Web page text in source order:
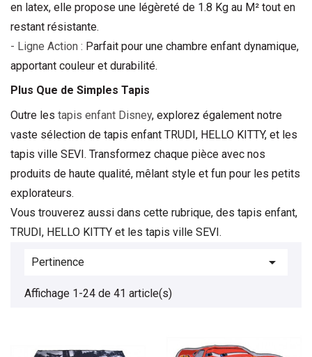
en latex, elle propose une légèreté de 1.8 Kg au M² tout en
restant résistante.
- Ligne Action : Parfait pour une chambre enfant dynamique,
apportant couleur et durabilité.
Plus Que de Simples Tapis
Outre les tapis enfant Disney, explorez également notre
vaste sélection de tapis enfant TRUDI, HELLO KITTY, et les
tapis ville SEVI. Transformez chaque pièce avec nos
produits de haute qualité, mêlant style et fun pour les petits
explorateurs.
Vous trouverez aussi dans cette rubrique, des tapis enfant,
TRUDI, HELLO KITTY et les tapis ville SEVI.
Pertinence 
Affichage 1-24 de 41 article(s)